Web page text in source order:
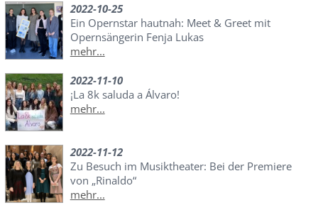
2022-10-25
Ein Opernstar hautnah: Meet & Greet mit
Opernsängerin Fenja Lukas
mehr...
2022-11-10
¡La 8k saluda a Álvaro!
mehr...
2022-11-12
Zu Besuch im Musiktheater: Bei der Premiere
von „Rinaldo“
mehr...